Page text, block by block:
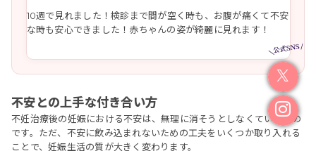
10週で見れました！検診まで間が空く時も、お腹が痛くて不安
な時も安心できました！赤ちゃんの姿が綺麗に見れます！
不安との上手な付き合い方
不妊治療後の妊娠における不安は、無理に消そうとしなくていいもの
です。ただ、不安に飲み込まれないための工夫をいくつか取り入れる
ことで、妊娠生活の質が大きく変わります。